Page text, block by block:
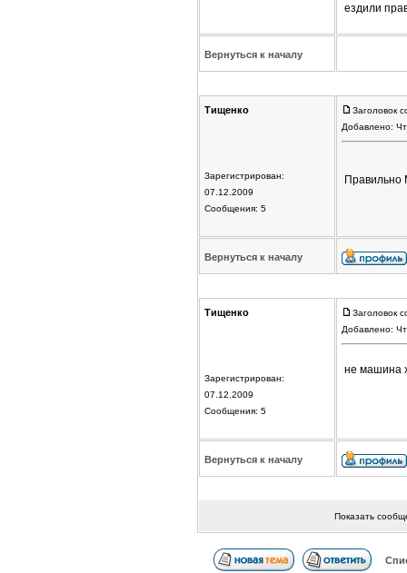
ездили
Вернуться к началу
Тищенко
Зарегистрирован:
07.12.2009
Сообщения: 5
Заголовок
Добавлено:
Вернуться к началу
Тищенко
Зарегистрирован:
07.12.2009
Сообщения: 5
Заголовок
Добавлено:
не машина
Вернуться к началу
Показать